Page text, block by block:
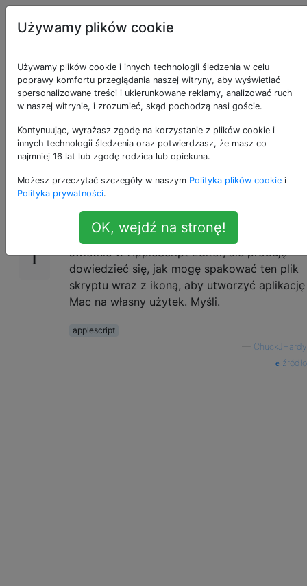
Apple Tagi
Jak przekształcić plik
AppleScript w
aplikację Mac?
22
Mam Applescript, który po prostu otwiera
podanie danych, uruchamia polecenie
terminalu i wyrzuca odpowiedź. Działa
świetnie w AppleScript Editor, ale próbuję
dowiedzieć się, jak mogę spakować ten plik
skryptu wraz z ikoną, aby utworzyć aplikację
Mac na własny użytek. Myśli.
applescript
ChuckJHardy
źródło
Używamy plików cookie
Używamy plików cookie i innych technologii śledzenia w celu
poprawy komfortu przeglądania naszej witryny, aby wyświetlać
spersonalizowane treści i ukierunkowane reklamy, analizować ruch
w naszej witrynie, i zrozumieć, skąd pochodzą nasi goście.
Kontynuując, wyrażasz zgodę na korzystanie z plików cookie i
innych technologii śledzenia oraz potwierdzasz, że masz co
najmniej 16 lat lub zgodę rodzica lub opiekuna.
Możesz przeczytać szczegóły w naszym Polityka plików cookie i
Polityka prywatności.
OK, wejdź na stronę!